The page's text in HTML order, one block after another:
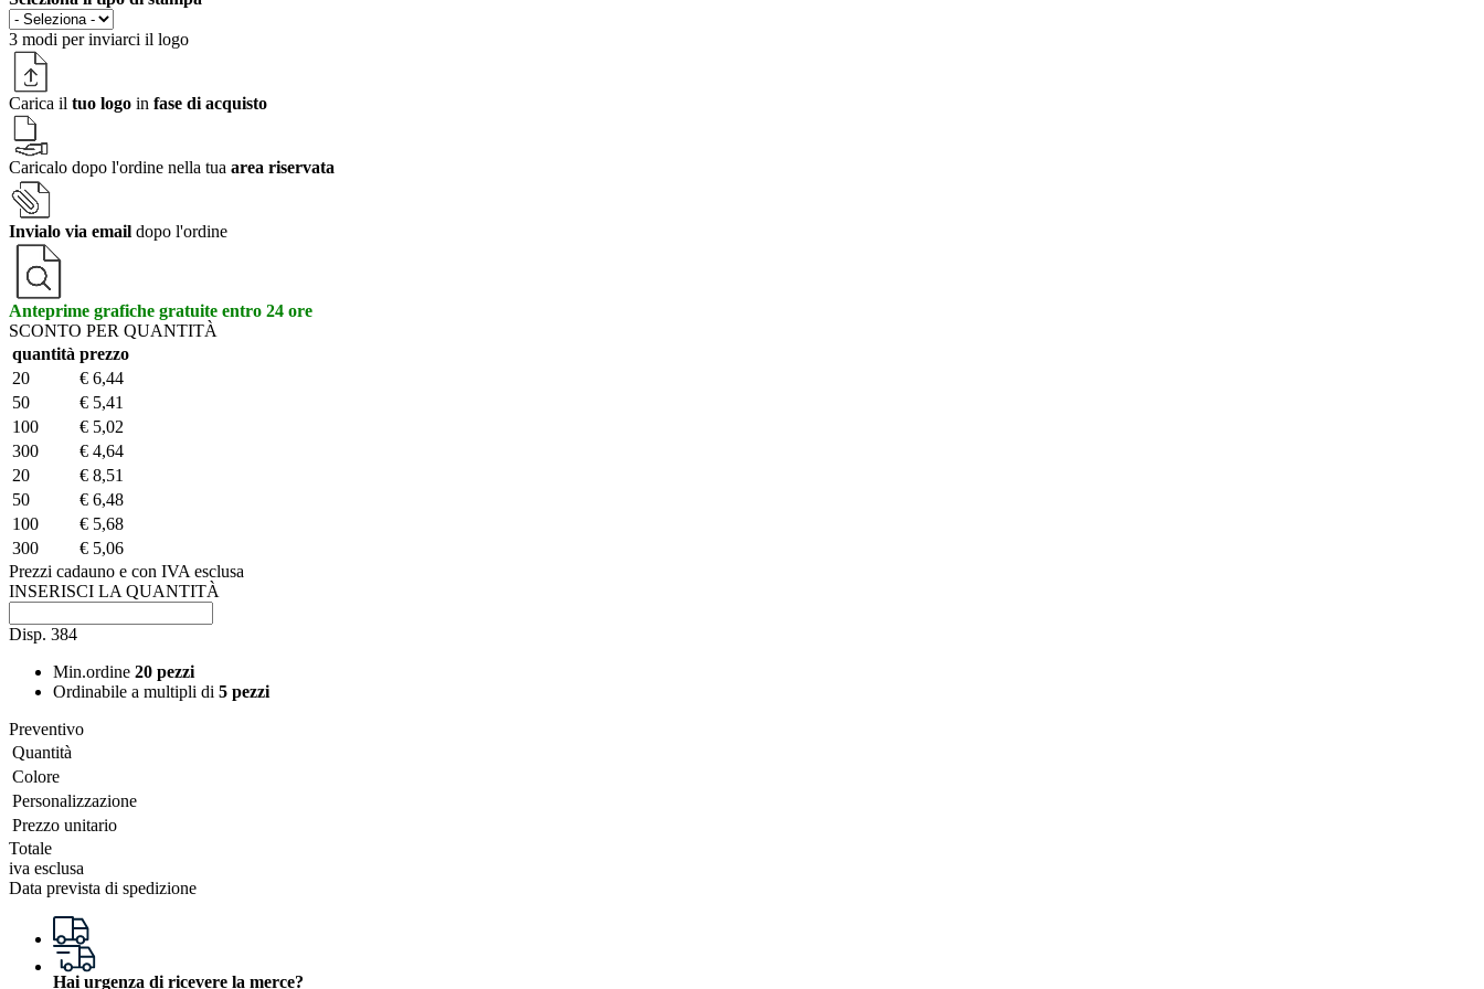
3 modi perinviarci il logo
Carica il tuo logo in fase di acquisto
Caricalo dopo l'ordine nella tua area riservata
Invialo via email dopo l'ordine
Anteprime grafiche gratuite entro 24 ore
SCONTO PER QUANTITÀ
quantità prezzo
20
€ 6,44
50
€ 5,41
100
€ 5,02
300
€ 4,64
20
€ 8,51
50
€ 6,48
100
€ 5,68
300
€ 5,06
Prezzi cadauno e con IVA esclusa
INSERISCI LA QUANTITÀ
Disp. 384
Min.ordine 20 pezzi
Ordinabile a multipli di 5 pezzi
Preventivo
Quantità
Colore
Personalizzazione
Prezzo unitario
Totale
iva esclusa
Data prevista di spedizione
Hai urgenza di ricevere la merce?